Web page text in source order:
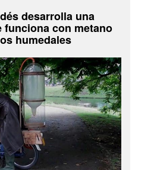
desarrolla una
funciona con metano
humedales